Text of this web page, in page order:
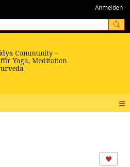
Anmelden